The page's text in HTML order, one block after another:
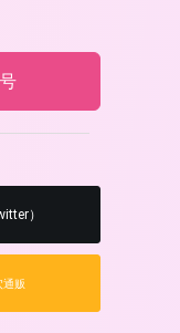
）
通贩